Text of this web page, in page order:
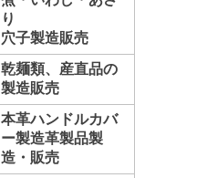
り
穴子製造販売
乾麺類、産直品の
製造販売
本革ハンドルカバ
ー製造革製品製
造・販売